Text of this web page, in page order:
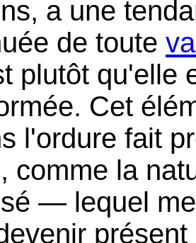
a une
de toute
plutôt qu'elle
Cet
l'ordure fait
comme la
— lequel